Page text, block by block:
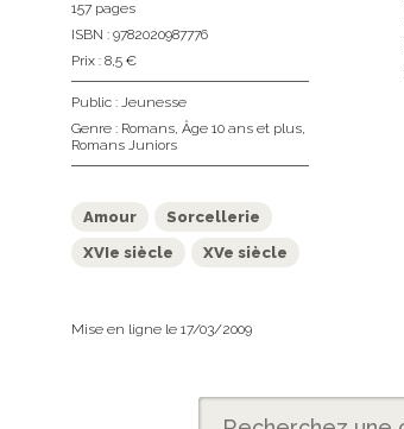
157 pages
ISBN : 9782020987776
Prix : 8,5 €
Public : Jeunesse
Genre : Romans, Âge 10 ans et plus,
Romans Juniors
Amour
Sorcellerie
XVIe siècle
XVe siècle
Mise en ligne le 17/03/2009